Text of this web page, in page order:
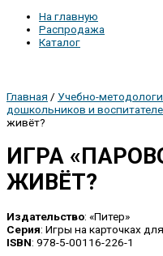
На главную
Распродажа
Каталог
Главная / Учебно-
дошкольников и
живёт?
ИГРА
ЖИВЁТ?
Издательство: «Питер»
Серия: Игры на карточках
ISBN: 978-5-00116-226-1